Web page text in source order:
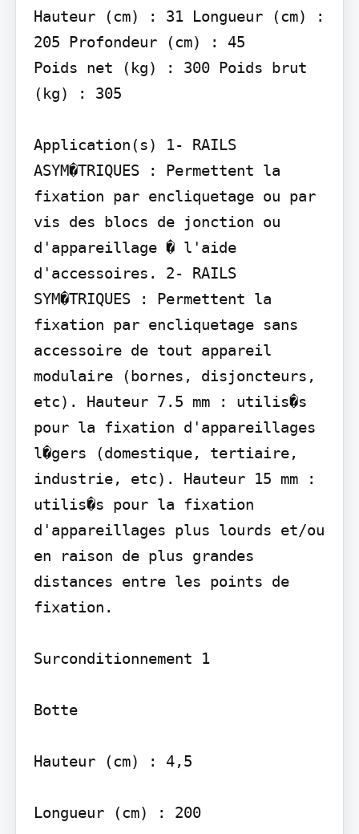
Hauteur (cm) : 31 Longueur (cm) :
205 Profondeur (cm) : 45
Poids net (kg) : 300 Poids brut
(kg) : 305
Application(s) 1- RAILS
ASYM�TRIQUES : Permettent la
fixation par encliquetage ou par
vis des blocs de jonction ou
d'appareillage � l'aide
d'accessoires. 2- RAILS
SYM�TRIQUES : Permettent la
fixation par encliquetage sans
accessoire de tout appareil
modulaire (bornes, disjoncteurs,
etc). Hauteur 7.5 mm : utilis�s
pour la fixation d'appareillages
l�gers (domestique, tertiaire,
industrie, etc). Hauteur 15 mm :
utilis�s pour la fixation
d'appareillages plus lourds et/ou
en raison de plus grandes
distances entre les points de
fixation.
Surconditionnement 1
Botte
Hauteur (cm) : 4,5
Longueur (cm) : 200